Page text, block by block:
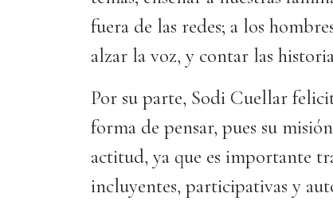
fuera de las redes; a los
alzar la voz, y contar las
Por su parte, Sodi Cuellar
forma de pensar, pues su
actitud, ya que es importante
incluyentes, participativas y